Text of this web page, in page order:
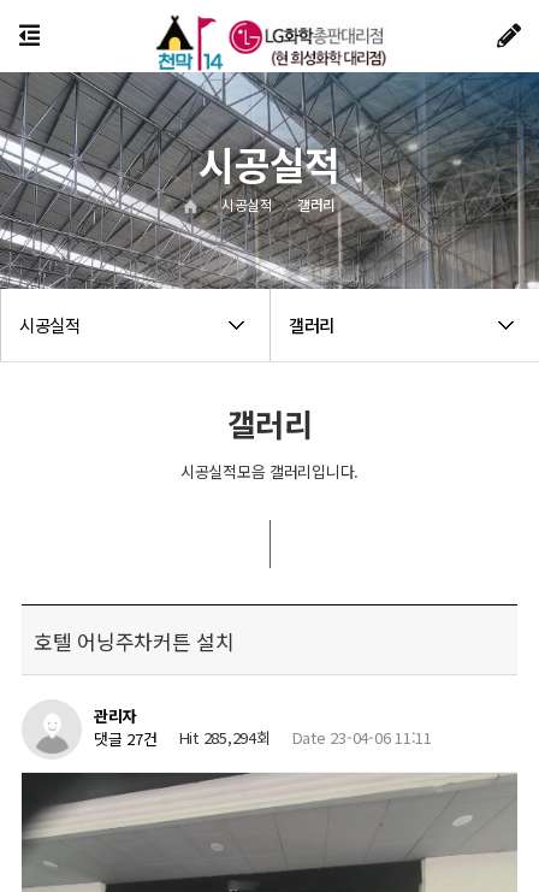
시공실적 갤러리
시공실적 갤러리
시공실적
갤러리
시공실적모음 갤러리입니다.
호텔 어닝주차커튼 설치
관리자
댓글 27건
Hit 285,294회 Date 23-04-06 11:11